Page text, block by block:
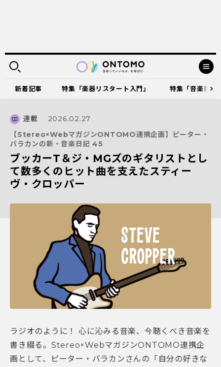
新着記事 特集「楽器リスタート入門」 特集「音楽祭
連載
2026.02.27
【Stereo×WebマガジンONTOMO連携企画】ピーター・
バラカンの新・音楽日記 45
ブッカーT＆ジ・MGズのギタリストとし
て数多くのヒット曲を支えたスティー
ヴ・クロッパー
ラジオのように！ 心に沁みる音楽、今聴くべき音楽を
書き綴る。Stereo×WebマガジンONTOMO連携企
画として、ピーター・バラカンさんの「自分の好きな